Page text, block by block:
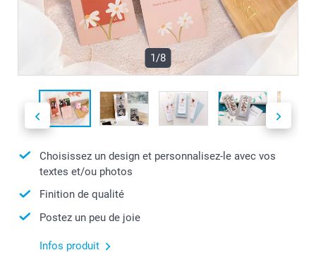
1/8
Choisissez un design et personnalisez-le avec vos
textes et/ou photos
Finition de qualité
Postez un peu de joie
Infos produit